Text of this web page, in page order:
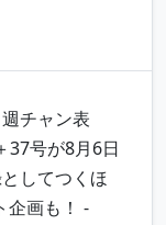
チャン表
37号が8月6日
してつくほ
企画も！ -